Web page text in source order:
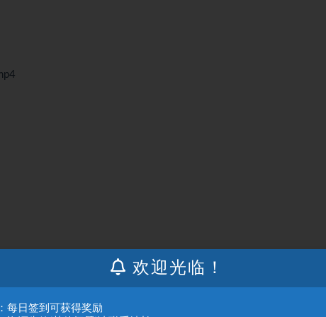
欢迎光临！
每日签到可获得奖励